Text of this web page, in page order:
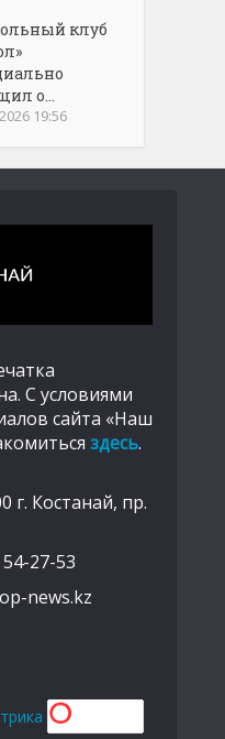
клуб
о...
19:56
С условиями
сайта «Наш
здесь.
г. Костанай, пр.
27-53
news.kz